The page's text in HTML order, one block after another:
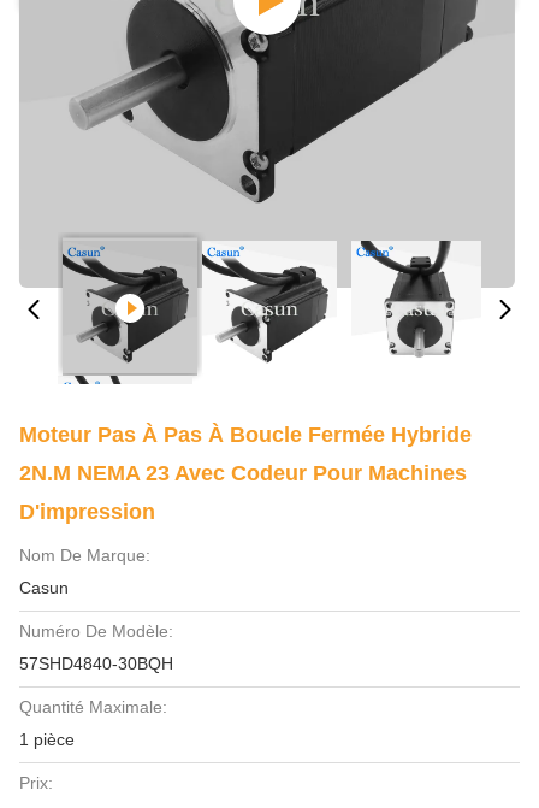
Moteur Pas À Pas À Boucle Fermée Hybride
2N.M NEMA 23 Avec Codeur Pour Machines
D'impression
Nom De Marque:
Casun
Numéro De Modèle:
57SHD4840-30BQH
Quantité Maximale:
1 pièce
Prix: